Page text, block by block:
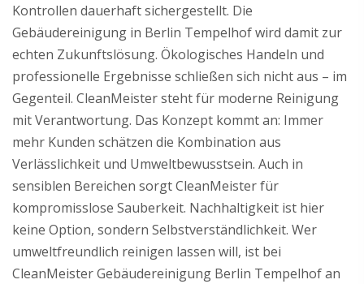
Kontrollen dauerhaft sichergestellt. Die
Gebäudereinigung in Berlin Tempelhof wird damit zur
echten Zukunftslösung. Ökologisches Handeln und
professionelle Ergebnisse schließen sich nicht aus – im
Gegenteil. CleanMeister steht für moderne Reinigung
mit Verantwortung. Das Konzept kommt an: Immer
mehr Kunden schätzen die Kombination aus
Verlässlichkeit und Umweltbewusstsein. Auch in
sensiblen Bereichen sorgt CleanMeister für
kompromisslose Sauberkeit. Nachhaltigkeit ist hier
keine Option, sondern Selbstverständlichkeit. Wer
umweltfreundlich reinigen lassen will, ist bei
CleanMeister Gebäudereinigung Berlin Tempelhof an